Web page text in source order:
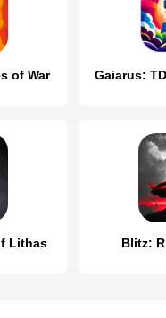
of War Gaiarus:
Lithas Blitz: